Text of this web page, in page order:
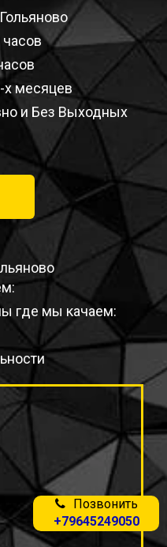
х месяцев
и Без Выходных
где мы качаем:
Позвонить
+79645249050